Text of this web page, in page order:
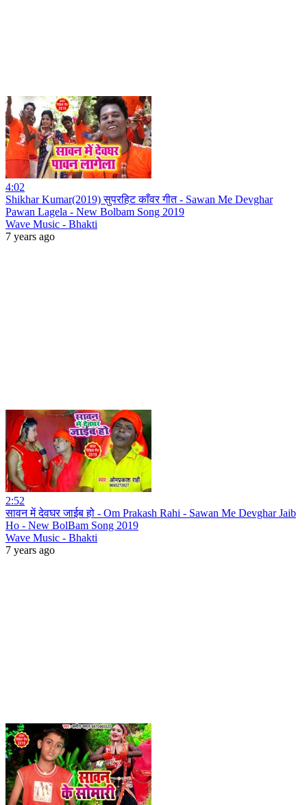
4:02
Shikhar Kumar(2019) सुपरहिट काँवर गीत - Sawan Me Devghar
Pawan Lagela - New Bolbam Song 2019
Wave Music - Bhakti
7 years ago
2:52
सावन में देवघर जाईब हो - Om Prakash Rahi - Sawan Me Devghar Jaib
Ho - New BolBam Song 2019
Wave Music - Bhakti
7 years ago